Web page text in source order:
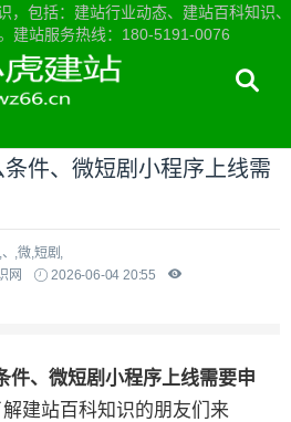
，包括：建站行业动态、建站百科知识、
建站服务热线：180-5191-0076
页>建站百科知识
件、微短剧小程序上线需
,微,短剧,
网
2026-06-04 20:55
件、微短剧小程序上线需要申
建站百科知识的朋友们来